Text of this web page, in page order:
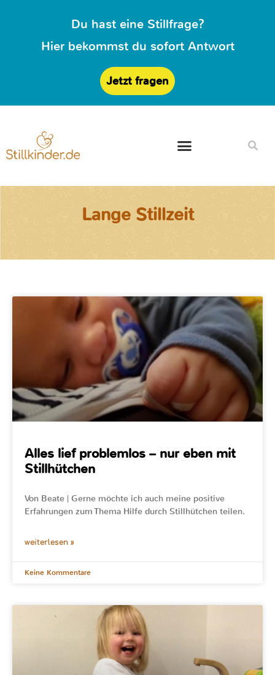
Du hast eine Stillfrage?
Hier bekommst du sofort Antwort
Jetzt fragen
Lange Stillzeit
Alles lief problemlos – nur eben mit
Stillhütchen
Von Beate | Gerne möchte ich auch meine positive
Erfahrungen zum Thema Hilfe durch Stillhütchen teilen.
weiterlesen »
Keine Kommentare